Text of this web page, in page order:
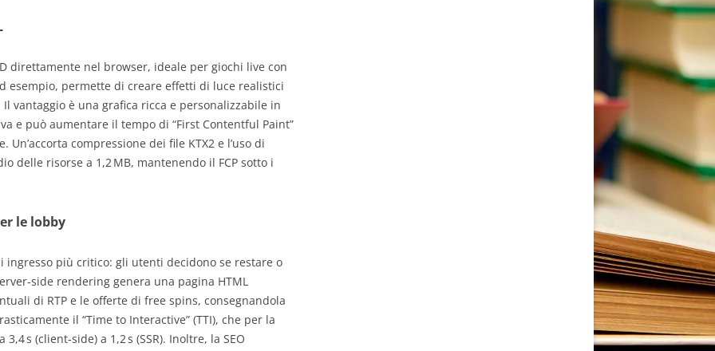
direttamente nel browser, ideale per giochi live con
esempio, permette di creare effetti di luce realistici
Il vantaggio è una grafica ricca e personalizzabile in
e può aumentare il tempo di “First Contentful Paint”
Un’accorta compressione dei file KTX2 e l’uso di
delle risorse a 1,2 MB, mantenendo il FCP sotto i
le lobby
ingresso più critico: gli utenti decidono se restare o
rendering genera una pagina HTML
di RTP e le offerte di free spins, consegnandola
il “Time to Interactive” (TTI), che per la
s (client‑side) a 1,2 s (SSR). Inoltre, la SEO